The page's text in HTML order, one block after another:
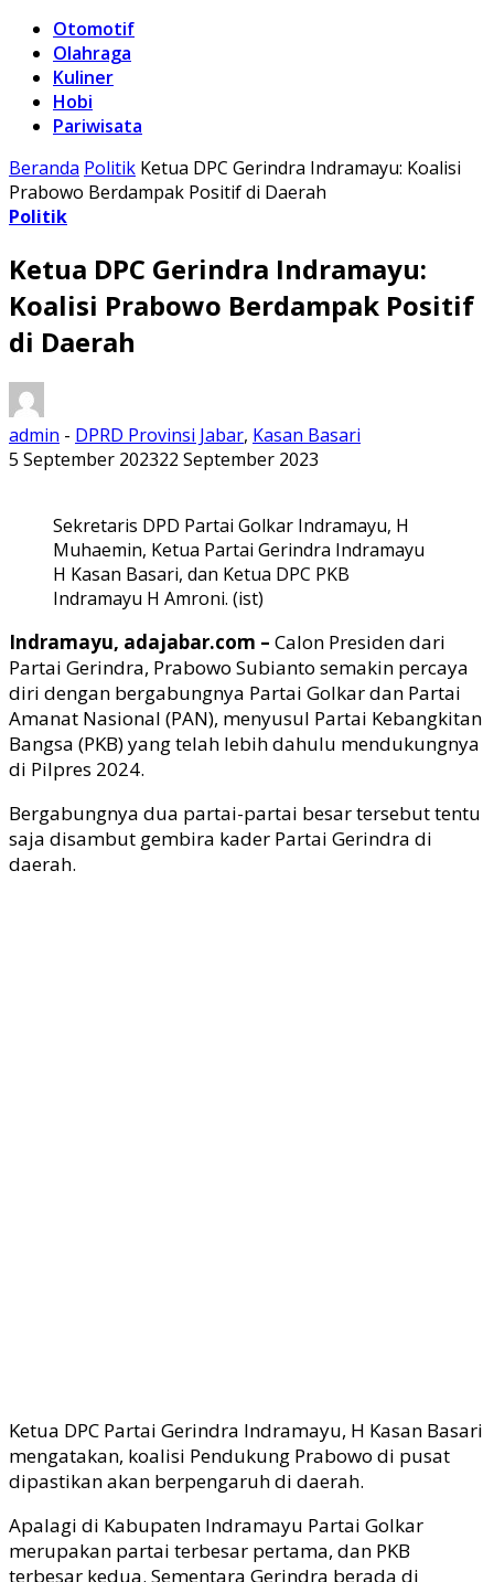
Otomotif
Olahraga
Kuliner
Hobi
Pariwisata
Beranda Politik Ketua DPC Gerindra Indramayu: Koalisi
Prabowo Berdampak Positif di Daerah
Politik
Ketua DPC Gerindra Indramayu:
Koalisi Prabowo Berdampak Positif
di Daerah
admin - DPRD Provinsi Jabar, Kasan Basari
5 September 202322 September 2023
Sekretaris DPD Partai Golkar Indramayu, H
Muhaemin, Ketua Partai Gerindra Indramayu
H Kasan Basari, dan Ketua DPC PKB
Indramayu H Amroni. (ist)
Indramayu, adajabar.com – Calon Presiden dari
Partai Gerindra, Prabowo Subianto semakin percaya
diri dengan bergabungnya Partai Golkar dan Partai
Amanat Nasional (PAN), menyusul Partai Kebangkitan
Bangsa (PKB) yang telah lebih dahulu mendukungnya
di Pilpres 2024.
Bergabungnya dua partai-partai besar tersebut tentu
saja disambut gembira kader Partai Gerindra di
daerah.
Ketua DPC Partai Gerindra Indramayu, H Kasan Basari
mengatakan, koalisi Pendukung Prabowo di pusat
dipastikan akan berpengaruh di daerah.
Apalagi di Kabupaten Indramayu Partai Golkar
merupakan partai terbesar pertama, dan PKB
terbesar kedua. Sementara Gerindra berada di